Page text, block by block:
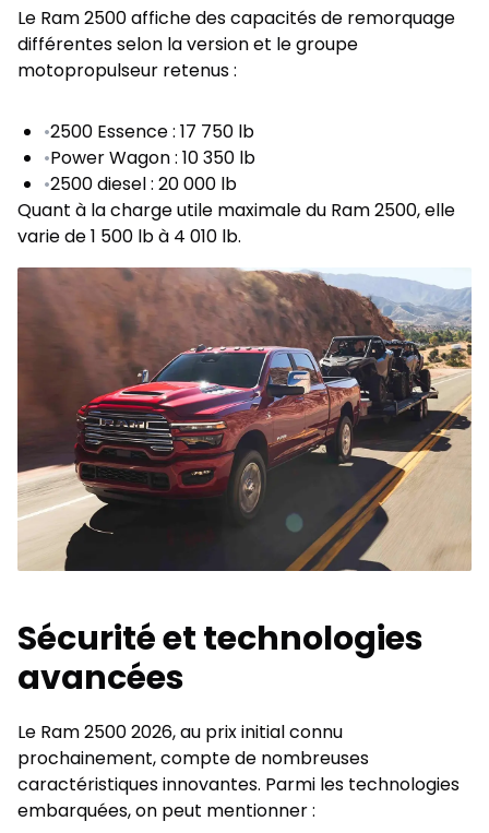
Le Ram 2500 affiche des capacités de remorquage
différentes selon la version et le groupe
motopropulseur retenus :
•2500 Essence : 17 750 lb
•Power Wagon : 10 350 lb
•2500 diesel : 20 000 lb
Quant à la charge utile maximale du Ram 2500, elle
varie de 1 500 lb à 4 010 lb.
Sécurité et technologies
avancées
Le Ram 2500 2026, au prix initial connu
prochainement, compte de nombreuses
caractéristiques innovantes. Parmi les technologies
embarquées, on peut mentionner :